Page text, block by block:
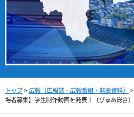
トップ>広報（広報誌・広報番組・発表資料） >
場者募集】学生制作動画を発表！（ぴゅあ総合）